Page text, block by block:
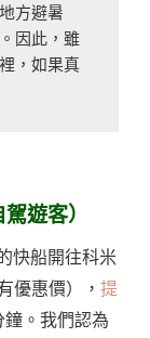
方避暑
因此，雖
，如果真
遊客）
快船開往科米
優惠價）， 提
鐘。我們認為